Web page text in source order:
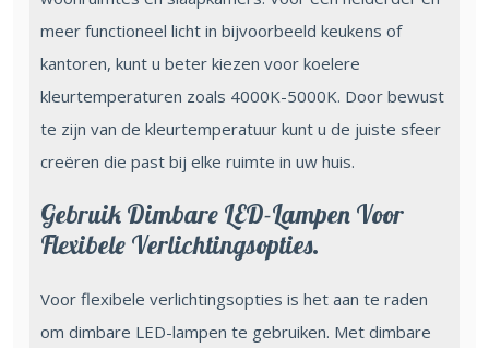
meer functioneel licht in bijvoorbeeld keukens of
kantoren, kunt u beter kiezen voor koelere
kleurtemperaturen zoals 4000K-5000K. Door bewust
te zijn van de kleurtemperatuur kunt u de juiste sfeer
creëren die past bij elke ruimte in uw huis.
Gebruik Dimbare LED-Lampen Voor
Flexibele Verlichtingsopties.
Voor flexibele verlichtingsopties is het aan te raden
om dimbare LED-lampen te gebruiken. Met dimbare